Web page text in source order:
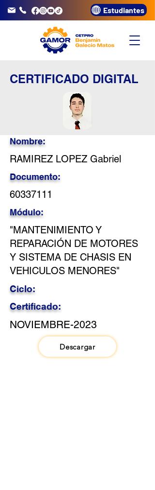
3320072 Estudiantes
CERTIFICADO DIGITAL
Nombre:
RAMIREZ LOPEZ Gabriel
Documento:
60337111
Módulo:
"MANTENIMIENTO Y
REPARACIÓN DE MOTORES
Y SISTEMA DE CHASIS EN
VEHICULOS MENORES"
Ciclo:
Certificado:
NOVIEMBRE-2023
Descargar